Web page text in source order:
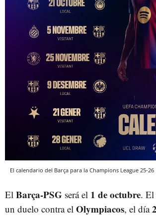
El calendario del Barça para la Champions League 25-26
El Barça-PSG será el 1 de octubre. El
un duelo contra el Olympiacos, el día